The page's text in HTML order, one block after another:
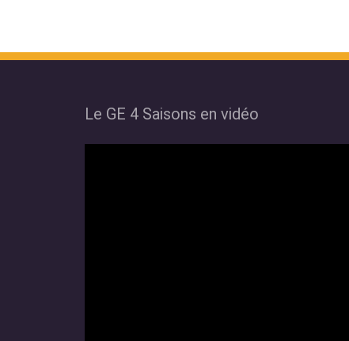
Le GE 4 Saisons en vidéo